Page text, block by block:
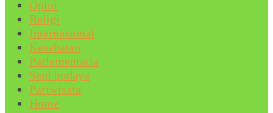
Opini
Religi
Internasional
Kesehatan
Parlementaria
Seni budaya
Pariwisata
Home